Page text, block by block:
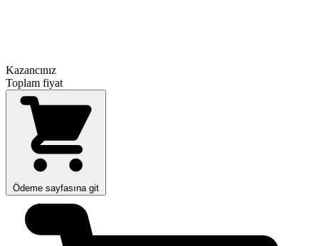
Kazancınız
Toplam fiyat
Ödeme sayfasına git